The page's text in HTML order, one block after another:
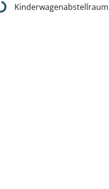
Kinderwagenabstellraum